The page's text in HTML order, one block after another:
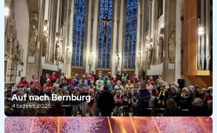
Rheine
Auf nach Bernburg
4 birželio, 2026